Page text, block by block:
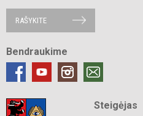
RAŠYKITE
Bendraukime
Steigėjas